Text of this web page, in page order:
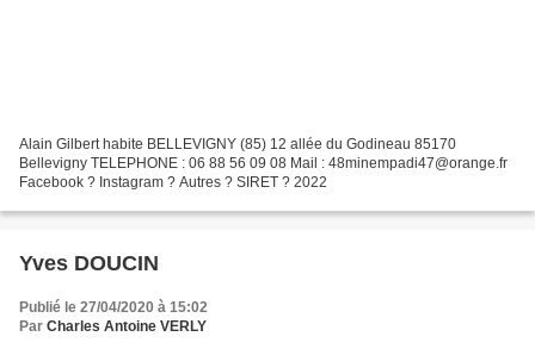
Alain Gilbert habite BELLEVIGNY (85) 12 allée du Godineau 85170
Bellevigny TELEPHONE : 06 88 56 09 08 Mail : 48minempadi47@orange.fr
Facebook ? Instagram ? Autres ? SIRET ? 2022
Yves DOUCIN
Publié le 27/04/2020 à 15:02
Par Charles Antoine VERLY